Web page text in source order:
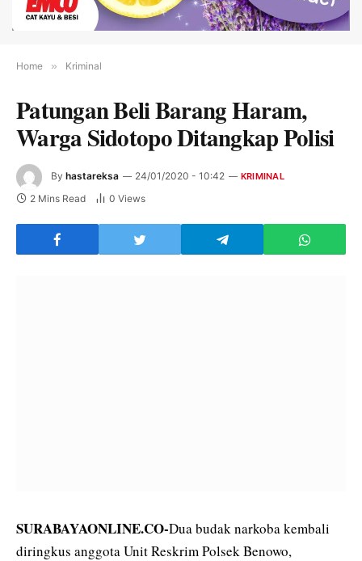
Home » Kriminal
Patungan Beli Barang Haram,
Warga Sidotopo Ditangkap Polisi
By hastareksa 24/01/2020 - 10:42 KRIMINAL
2 Mins Read 0 Views
SURABAYAONLINE.CO-Dua budak narkoba kembali
diringkus anggota Unit Reskrim Polsek Benowo,